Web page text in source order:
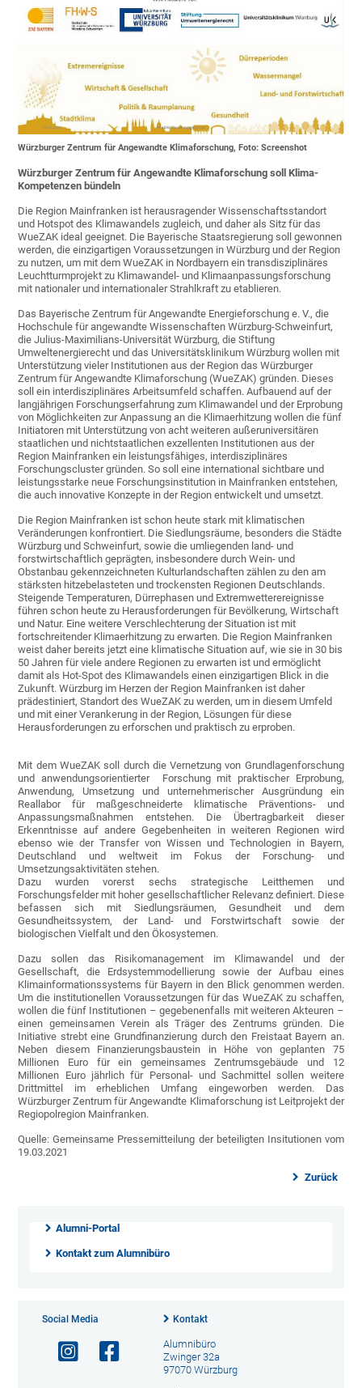
Würzburger Zentrum für Angewandte Klimaforschung, Foto: Screenshot
Würzburger Zentrum für Angewandte Klimaforschung soll Klima-
Kompetenzen bündeln
Die Region Mainfranken ist herausragender Wissenschaftsstandort
und Hotspot des Klimawandels zugleich, und daher als Sitz für das
WueZAK ideal geeignet. Die Bayerische Staatsregierung soll gewonnen
werden, die einzigartigen Voraussetzungen in Würzburg und der Region
zu nutzen, um mit dem WueZAK in Nordbayern ein transdisziplinäres
Leuchtturmprojekt zu Klimawandel- und Klimaanpassungsforschung
mit nationaler und internationaler Strahlkraft zu etablieren.
Das Bayerische Zentrum für Angewandte Energieforschung e. V., die
Hochschule für angewandte Wissenschaften Würzburg-Schweinfurt,
die Julius-Maximilians-Universität Würzburg, die Stiftung
Umweltenergierecht und das Universitätsklinikum Würzburg wollen mit
Unterstützung vieler Institutionen aus der Region das Würzburger
Zentrum für Angewandte Klimaforschung (WueZAK) gründen. Dieses
soll ein interdisziplinäres Arbeitsumfeld schaffen. Aufbauend auf der
langjährigen Forschungserfahrung zum Klimawandel und der Erprobung
von Möglichkeiten zur Anpassung an die Klimaerhitzung wollen die fünf
Initiatoren mit Unterstützung von acht weiteren außeruniversitären
staatlichen und nichtstaatlichen exzellenten Institutionen aus der
Region Mainfranken ein leistungsfähiges, interdisziplinäres
Forschungscluster gründen. So soll eine international sichtbare und
leistungsstarke neue Forschungsinstitution in Mainfranken entstehen,
die auch innovative Konzepte in der Region entwickelt und umsetzt.
Die Region Mainfranken ist schon heute stark mit klimatischen
Veränderungen konfrontiert. Die Siedlungsräume, besonders die Städte
Würzburg und Schweinfurt, sowie die umliegenden land- und
forstwirtschaftlich geprägten, insbesondere durch Wein- und
Obstanbau gekennzeichneten Kulturlandschaften zählen zu den am
stärksten hitzebelasteten und trockensten Regionen Deutschlands.
Steigende Temperaturen, Dürrephasen und Extremwetterereignisse
führen schon heute zu Herausforderungen für Bevölkerung, Wirtschaft
und Natur. Eine weitere Verschlechterung der Situation ist mit
fortschreitender Klimaerhitzung zu erwarten. Die Region Mainfranken
weist daher bereits jetzt eine klimatische Situation auf, wie sie in 30 bis
50 Jahren für viele andere Regionen zu erwarten ist und ermöglicht
damit als Hot-Spot des Klimawandels einen einzigartigen Blick in die
Zukunft. Würzburg im Herzen der Region Mainfranken ist daher
prädestiniert, Standort des WueZAK zu werden, um in diesem Umfeld
und mit einer Verankerung in der Region, Lösungen für diese
Herausforderungen zu erforschen und praktisch zu erproben.
Mit dem WueZAK soll durch die Vernetzung von Grundlagenforschung
und anwendungsorientierter Forschung mit praktischer Erprobung,
Anwendung, Umsetzung und unternehmerischer Ausgründung ein
Reallabor für maßgeschneiderte klimatische Präventions- und
Anpassungsmaßnahmen entstehen. Die Übertragbarkeit dieser
Erkenntnisse auf andere Gegebenheiten in weiteren Regionen wird
ebenso wie der Transfer von Wissen und Technologien in Bayern,
Deutschland und weltweit im Fokus der Forschung- und
Umsetzungsaktivitäten stehen.
Dazu wurden vorerst sechs strategische Leitthemen und
Forschungsfelder mit hoher gesellschaftlicher Relevanz definiert. Diese
befassen sich mit Siedlungsräumen, Gesundheit und dem
Gesundheitssystem, der Land- und Forstwirtschaft sowie der
biologischen Vielfalt und den Ökosystemen.
Dazu sollen das Risikomanagement im Klimawandel und der
Gesellschaft, die Erdsystemmodellierung sowie der Aufbau eines
Klimainformationssystems für Bayern in den Blick genommen werden.
Um die institutionellen Voraussetzungen für das WueZAK zu schaffen,
wollen die fünf Institutionen – gegebenenfalls mit weiteren Akteuren –
einen gemeinsamen Verein als Träger des Zentrums gründen. Die
Initiative strebt eine Grundfinanzierung durch den Freistaat Bayern an.
Neben diesem Finanzierungsbaustein in Höhe von geplanten 75
Millionen Euro für ein gemeinsames Zentrumsgebäude und 12
Millionen Euro jährlich für Personal- und Sachmittel sollen weitere
Drittmittel im erheblichen Umfang eingeworben werden. Das
Würzburger Zentrum für Angewandte Klimaforschung ist Leitprojekt der
Regiopolregion Mainfranken.
Quelle: Gemeinsame Pressemitteilung der beteiligten Insitutionen vom
19.03.2021
Zurück
Alumni-Portal
Kontakt zum Alumnibüro
Social Media Kontakt
Alumnibüro
Zwinger 32a
97070 Würzburg